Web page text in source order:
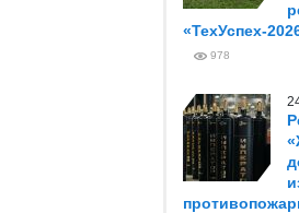
«ТехУспех-
978